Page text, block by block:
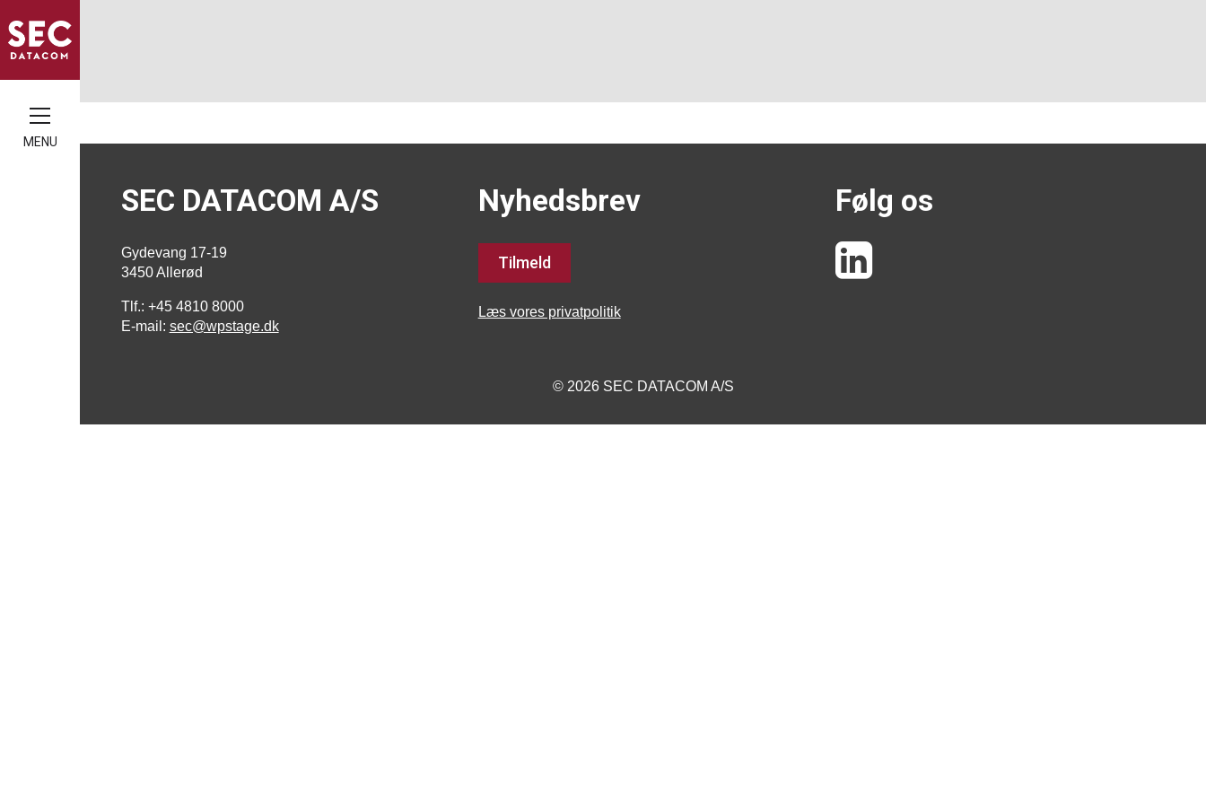
MENU
SEC DATACOM A/S
Gydevang 17-19
3450 Allerød
Tlf.: +45 4810 8000
E-mail: sec@wpstage.dk
Nyhedsbrev
Tilmeld
Læs vores privatpolitik
Følg os
© 2026 SEC DATACOM A/S